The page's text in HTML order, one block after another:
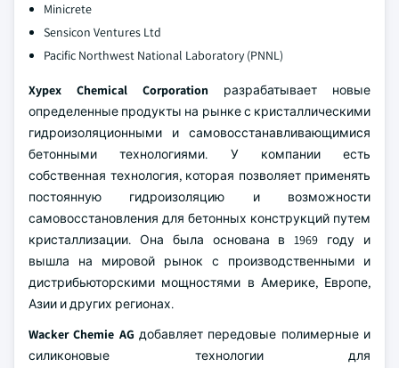
Minicrete
Sensicon Ventures Ltd
Pacific Northwest National Laboratory (PNNL)
Xypex Chemical Corporation разрабатывает новые
определенные продукты на рынке с кристаллическими
гидроизоляционными и самовосстанавливающимися
бетонными технологиями. У компании есть
собственная технология, которая позволяет применять
постоянную гидроизоляцию и возможности
самовосстановления для бетонных конструкций путем
кристаллизации. Она была основана в 1969 году и
вышла на мировой рынок с производственными и
дистрибьюторскими мощностями в Америке, Европе,
Азии и других регионах.
Wacker Chemie AG добавляет передовые полимерные и
силиконовые технологии для